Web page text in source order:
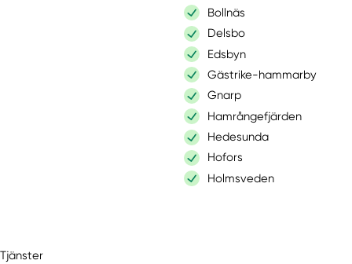
Bollnäs
Delsbo
Edsbyn
Gästrike-hammarby
Gnarp
Hamrångefjärden
Hedesunda
Hofors
Holmsveden
Tjänster